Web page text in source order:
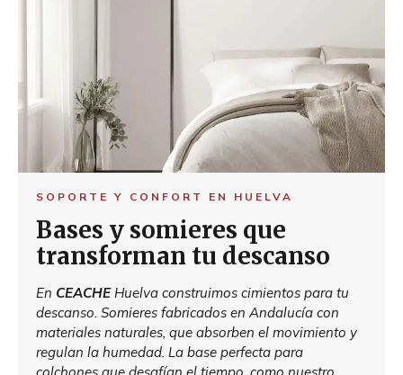
SOPORTE Y CONFORT EN HUELVA
Bases y somieres que
transforman tu descanso
En CEACHEHuelva construimos cimientos para tu
descanso. Somieres fabricados en Andalucía con
materiales naturales, que absorben el movimiento y
regulan la humedad. La base perfecta para